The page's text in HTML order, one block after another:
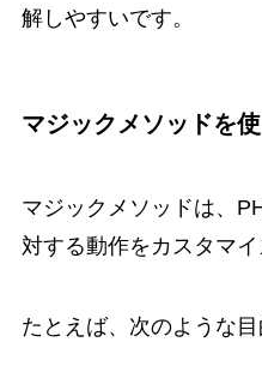
解しやすいです。
マジックメソッドを
マジックメソッドは、
対する動作をカスタマ
たとえば、次のような目